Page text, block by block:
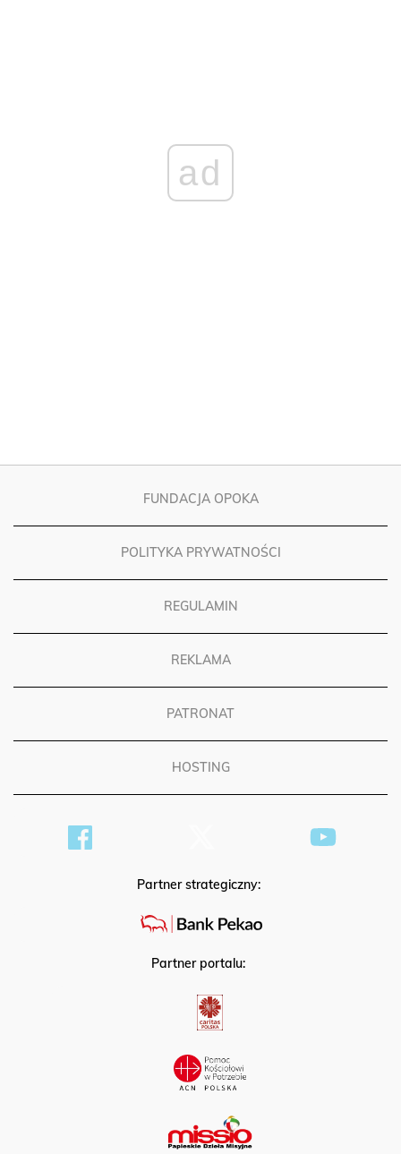
FUNDACJA OPOKA
POLITYKA PRYWATNOŚCI
REGULAMIN
REKLAMA
PATRONAT
HOSTING
Partner strategiczny:
Partner portalu: